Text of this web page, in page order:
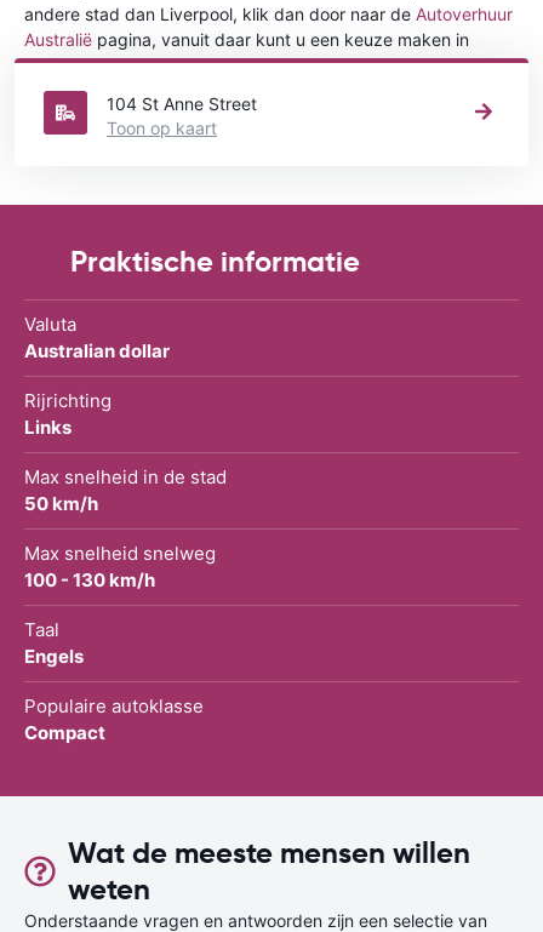
andere stad dan Liverpool, klik dan door naar de Autoverhuur
Australië pagina, vanuit daar kunt u een keuze maken in
welke stad in Australië u een auto huren wilt.
104 St Anne Street
Toon op kaart
Praktische informatie
Valuta
Australian dollar
Rijrichting
Links
Max snelheid in de stad
50 km/h
Max snelheid snelweg
100 - 130 km/h
Taal
Engels
Populaire autoklasse
Compact
Wat de meeste mensen willen
weten
Onderstaande vragen en antwoorden zijn een selectie van